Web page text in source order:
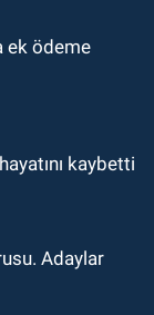
ek ödeme
kaybetti
Adaylar